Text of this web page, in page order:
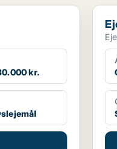
kr.